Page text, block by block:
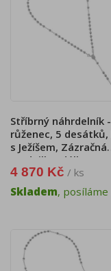
Stříbrný náhrdelník -
růženec, 5 desátků,
s Ježíšem, Zázračná
medailka, délka 52
4 870 Kč / ks
Skladem,